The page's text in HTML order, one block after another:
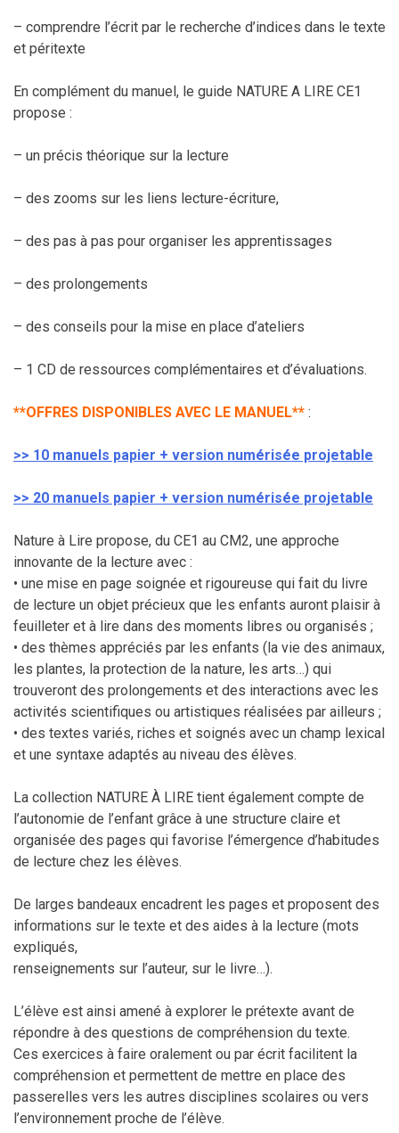
– comprendre l’écrit par le recherche d’indices dans le texte
et péritexte
En complément du manuel, le guide NATURE A LIRE CE1
propose :
– un précis théorique sur la lecture
– des zooms sur les liens lecture-écriture,
– des pas à pas pour organiser les apprentissages
– des prolongements
– des conseils pour la mise en place d’ateliers
– 1 CD de ressources complémentaires et d’évaluations.
**OFFRES DISPONIBLES AVEC LE MANUEL** :
>> 10 manuels papier + version numérisée projetable
>> 20 manuels papier + version numérisée projetable
Nature à Lire propose, du CE1 au CM2, une approche
innovante de la lecture avec :
• une mise en page soignée et rigoureuse qui fait du livre
de lecture un objet précieux que les enfants auront plaisir à
feuilleter et à lire dans des moments libres ou organisés ;
• des thèmes appréciés par les enfants (la vie des animaux,
les plantes, la protection de la nature, les arts…) qui
trouveront des prolongements et des interactions avec les
activités scientifiques ou artistiques réalisées par ailleurs ;
• des textes variés, riches et soignés avec un champ lexical
et une syntaxe adaptés au niveau des élèves.
La collection NATURE À LIRE tient également compte de
l’autonomie de l’enfant grâce à une structure claire et
organisée des pages qui favorise l’émergence d’habitudes
de lecture chez les élèves.
De larges bandeaux encadrent les pages et proposent des
informations sur le texte et des aides à la lecture (mots
expliqués,
renseignements sur l’auteur, sur le livre…).
L’élève est ainsi amené à explorer le prétexte avant de
répondre à des questions de compréhension du texte.
Ces exercices à faire oralement ou par écrit facilitent la
compréhension et permettent de mettre en place des
passerelles vers les autres disciplines scolaires ou vers
l’environnement proche de l’élève.